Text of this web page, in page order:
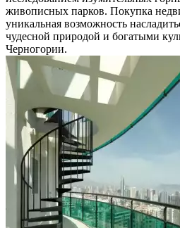
живописных парков. Покупка
уникальная возможность
чудесной природой и богатыми
Черногории.